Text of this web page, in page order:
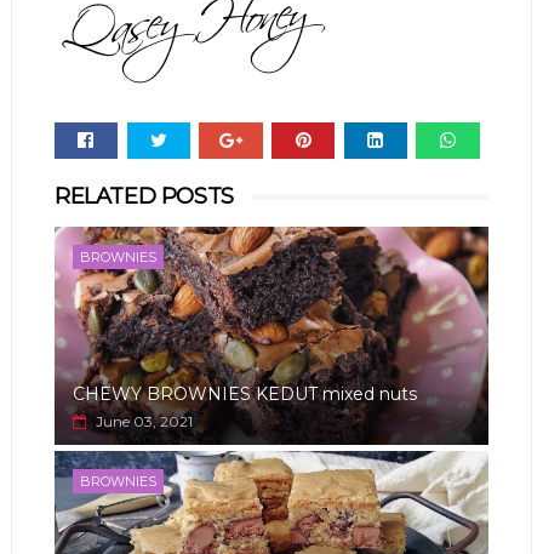
RELATED POSTS
BROWNIES
CHEWY BROWNIES KEDUT mixed nuts
June 03, 2021
BROWNIES